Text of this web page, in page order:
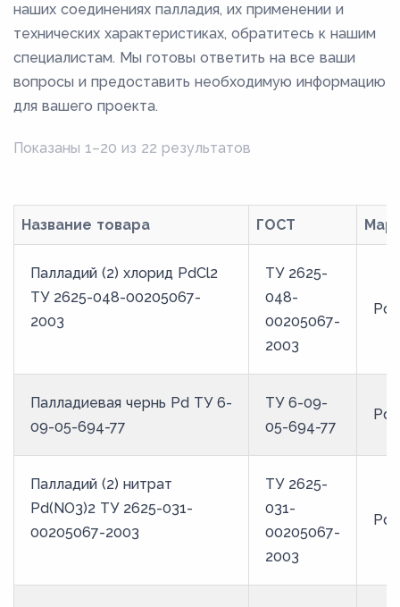
наших соединениях палладия, их применении и
технических характеристиках, обратитесь к нашим
специалистам. Мы готовы ответить на все ваши
вопросы и предоставить необходимую информацию
для вашего проекта.
Показаны 1–20 из 22 результатов
Название товара ГОСТ
Палладий (2) хлорид PdCl2
ТУ 2625-048-00205067-
2003
ТУ 2625-
048-
00205067-
2003
Палладиевая чернь Pd ТУ 6-
09-05-694-77
ТУ 6-09-
05-694-77
Pd
Палладий (2) нитрат
Pd(NO3)2 ТУ 2625-031-
00205067-2003
ТУ 2625-
031-
00205067-
2003